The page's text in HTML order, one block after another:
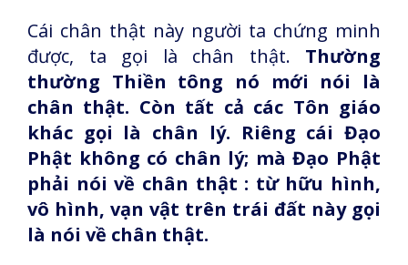
Cái chân thật này người ta chứng minh
được, ta gọi là chân thật. Thường
thường Thiền tông nó mới nói là
chân thật. Còn tất cả các Tôn giáo
khác gọi là chân lý. Riêng cái Đạo
Phật không có chân lý; mà Đạo Phật
phải nói về chân thật : từ hữu hình,
vô hình, vạn vật trên trái đất này gọi
là nói về chân thật.